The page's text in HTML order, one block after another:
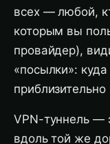
всех — любой,
которым вы
провайдер),
«посылки»:
VPN-туннель —
вдоль той же